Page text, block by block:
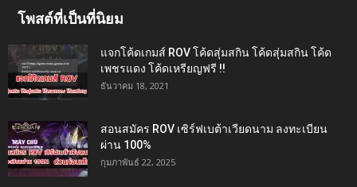
โพสต์ที่เป็นที่นิยม
แจกโค้ดเกมส์ ROV โค้ดสุ่มสกิน โค้ดสุ่มสกิน โค้ด
เพชรแดง โค้ดเหรียญฟรี !!
ธันวาคม 18, 2021
สอนสมัคร ROV เซิร์ฟเบต้าเวียดนาม ลงทะเบียน
ผ่าน 100%
กุมภาพันธ์ 22, 2025